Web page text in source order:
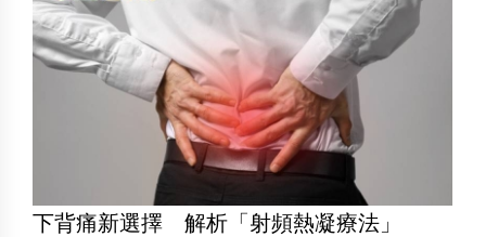
下背痛新選擇 解析「射頻熱凝療法」